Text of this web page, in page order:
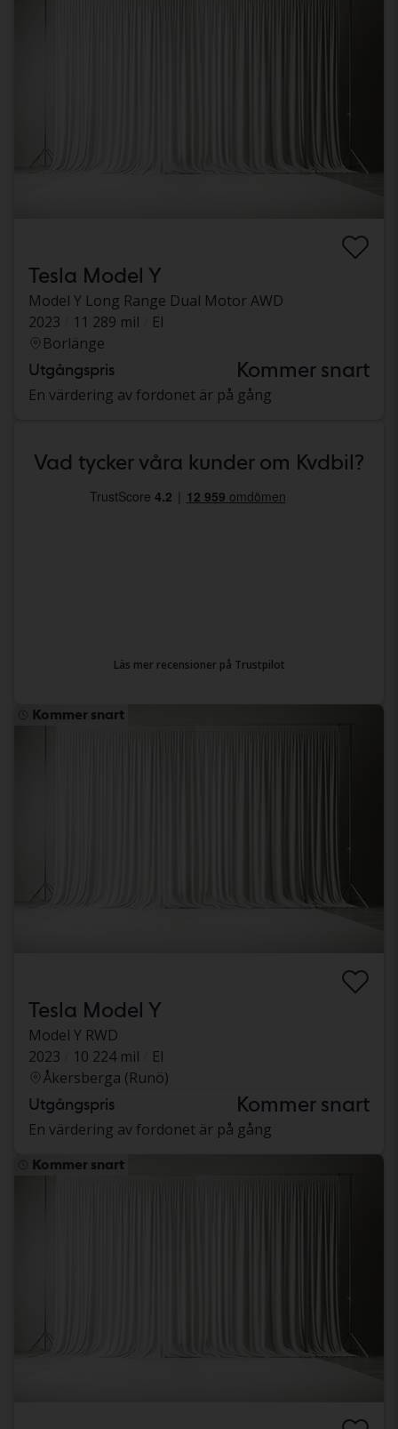
Tesla Model Y
Model Y Long Range Dual Motor AWD
2023
11 289 mil
El
Borlänge
Utgångspris Kommer snart
En värdering av fordonet är på gång
Vad tycker våra kunder om Kvdbil?
Läs mer recensioner på Trustpilot
Kommer snart
Tesla Model Y
Model Y RWD
2023
10 224 mil
El
Åkersberga (Runö)
Utgångspris Kommer snart
En värdering av fordonet är på gång
Kommer snart